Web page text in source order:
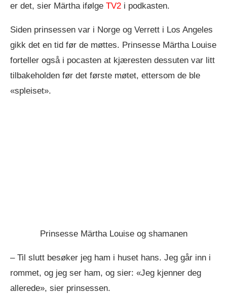
er det, sier Märtha ifølge TV2 i podkasten.
Siden prinsessen var i Norge og Verrett i Los Angeles
gikk det en tid før de møttes. Prinsesse Märtha Louise
forteller også i pocasten at kjæresten dessuten var litt
tilbakeholden før det første møtet, ettersom de ble
«spleiset».
Prinsesse Märtha Louise og shamanen
– Til slutt besøker jeg ham i huset hans. Jeg går inn i
rommet, og jeg ser ham, og sier: «Jeg kjenner deg
allerede», sier prinsessen.